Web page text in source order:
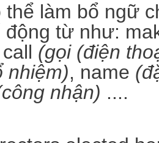
thể làm bổ ngữ
động từ như:
(gọi (điện
nhiệm), name
nhận) ....